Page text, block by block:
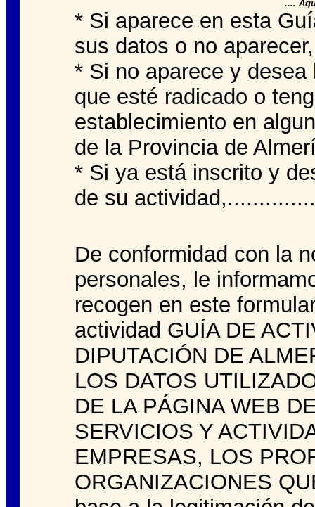
....
* Si aparece en esta
sus datos o no aparecer,
* Si no aparece y desea
que esté radicado o
establecimiento en
de la Provincia de
* Si ya está inscrito y
de su
De conformidad con la
personales, le
recogen en este
actividad GUÍA DE
DIPUTACIÓN DE
LOS DATOS
DE LA PÁGINA WEB
SERVICIOS Y
EMPRESAS, LOS
ORGANIZACIONES